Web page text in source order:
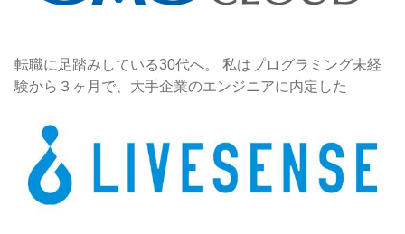
転職に足踏みしている30代へ。 私はプログラミング未経
験から３ヶ月で、大手企業のエンジニアに内定した